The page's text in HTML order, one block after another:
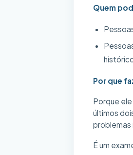
Quem
Por que
Porque
últimos
problemas
É um